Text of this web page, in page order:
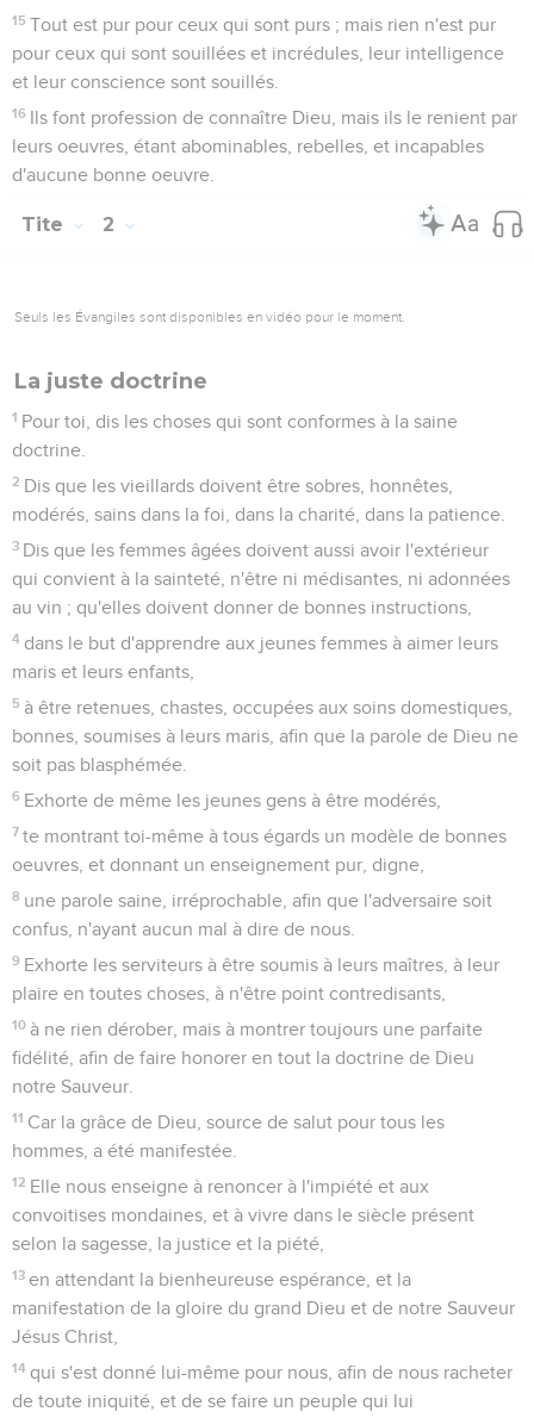
15 Tout est pur pour ceux qui sont purs ; mais rien n'est pur
pour ceux qui sont souillées et incrédules, leur intelligence
et leur conscience sont souillés.
16 Ils font profession de connaître Dieu, mais ils le renient par
leurs oeuvres, étant abominables, rebelles, et incapables
d'aucune bonne oeuvre.
Tite 2
Seuls les Évangiles sont disponibles en vidéo pour le moment.
La juste doctrine
1 Pour toi, dis les choses qui sont conformes à la saine
doctrine.
2 Dis que les vieillards doivent être sobres, honnêtes,
modérés, sains dans la foi, dans la charité, dans la patience.
3 Dis que les femmes âgées doivent aussi avoir l'extérieur
qui convient à la sainteté, n'être ni médisantes, ni adonnées
au vin ; qu'elles doivent donner de bonnes instructions,
4 dans le but d'apprendre aux jeunes femmes à aimer leurs
maris et leurs enfants,
5 à être retenues, chastes, occupées aux soins domestiques,
bonnes, soumises à leurs maris, afin que la parole de Dieu ne
soit pas blasphémée.
6 Exhorte de même les jeunes gens à être modérés,
7 te montrant toi-même à tous égards un modèle de bonnes
oeuvres, et donnant un enseignement pur, digne,
8 une parole saine, irréprochable, afin que l'adversaire soit
confus, n'ayant aucun mal à dire de nous.
9 Exhorte les serviteurs à être soumis à leurs maîtres, à leur
plaire en toutes choses, à n'être point contredisants,
10 à ne rien dérober, mais à montrer toujours une parfaite
fidélité, afin de faire honorer en tout la doctrine de Dieu
notre Sauveur.
11 Car la grâce de Dieu, source de salut pour tous les
hommes, a été manifestée.
12 Elle nous enseigne à renoncer à l'impiété et aux
convoitises mondaines, et à vivre dans le siècle présent
selon la sagesse, la justice et la piété,
13 en attendant la bienheureuse espérance, et la
manifestation de la gloire du grand Dieu et de notre Sauveur
Jésus Christ,
14 qui s'est donné lui-même pour nous, afin de nous racheter
de toute iniquité, et de se faire un peuple qui lui